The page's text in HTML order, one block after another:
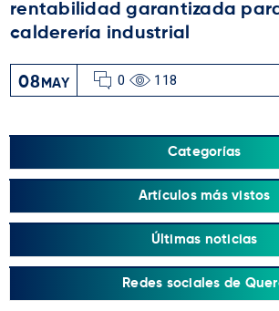
rentabilidad garantizada
calderería industrial
08 MAY 0 118
Categorías
Artículos más vistos
Últimas noticias
Redes sociales de